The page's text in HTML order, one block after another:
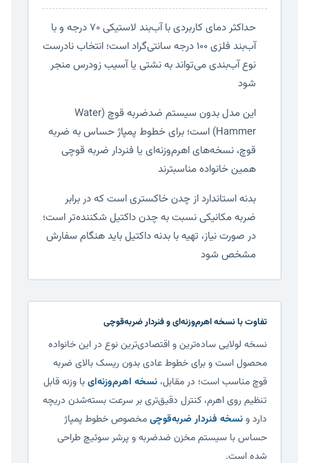
حداکثر دمای کاربردی با آب‌بند لاستیکی ۷۰ درجه و با
آب‌بند فلزی ۱۰۰ درجه سانتی‌گراد است؛ انتخاب نادرست
نوع آب‌بندی می‌تواند به نشتی یا آسیب زودرس منجر
شود
این مدل بدون سیستم ضدضربه قوچ (Water
Hammer) است؛ برای خطوط پمپاژ حساس به ضربه
قوچ، نسخه‌های اهرم‌وزنه‌ای یا فنردار ضربه قوچی
همین خانواده مناسبترند
بدنه استاندارد از چدن خاکستری است که در برابر
ضربه مکانیکی نسبت به چدن داکتیل شکننده‌تر است؛
در صورت نیاز، تهیه با بدنه داکتیل باید هنگام سفارش
مشخص شود
تفاوت با نسخه اهرم‌وزنه‌ای و فنردار ضربه‌قوچی
نسخه لولایی ساده‌ترین و اقتصادی‌ترین نوع در این خانواده
محصول است و برای خطوط عادی بدون ریسک بالای ضربه
قوچ مناسب است؛ در مقابل، نسخه اهرم‌وزنه‌ایبا وزنه قابل
تنظیم روی اهرم، کنترل دقیق‌تری بر سرعت بسته‌شدن دریچه
دارد ونسخه فنردار ضربه‌قوچیمخصوص خطوط پمپاژ
حساس با سیستم مخزن ضدضربه و پرشر سوئیچ طراحی
شده است.